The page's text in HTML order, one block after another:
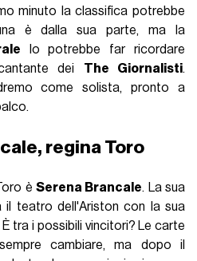
minuto la classifica potrebbe
è dalla sua parte, ma la
lo potrebbe far ricordare
dei The Giornalisti.
come solista, pronto a
regina Toro
èSerena Brancale. La sua
il teatro dell'Ariston con la sua
tra i possibili vincitori? Le carte
cambiare, ma dopo il